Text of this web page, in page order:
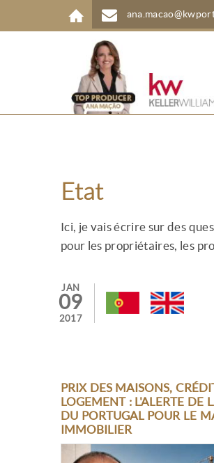
Aller au contenu principal
Etat
Ici, je vais écrire sur des
pour les propriétaires, les
JAN
09
2017
PRIX DES MAISONS,
LOGEMENT : L'ALERTE DE
DU PORTUGAL POUR LE
IMMOBILIER